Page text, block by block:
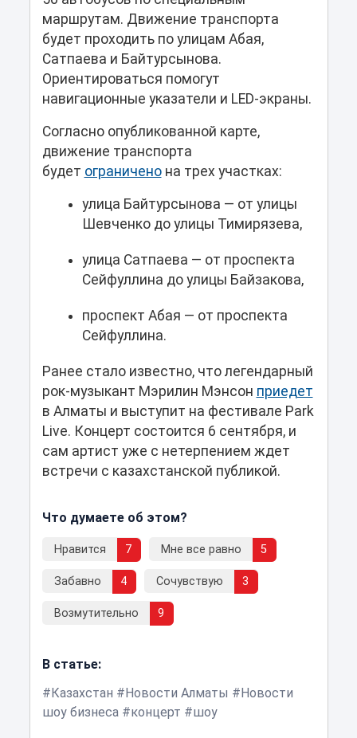
маршрутам. Движение транспорта
будет проходить по улицам Абая,
Сатпаева и Байтурсынова.
Ориентироваться помогут
навигационные указатели и LED-экраны.
Согласно опубликованной карте,
движение транспорта
будет ограниченона трех участках:
улица Байтурсынова — от улицы
Шевченко до улицы Тимирязева,
улица Сатпаева — от проспекта
Сейфуллина до улицы Байзакова,
проспект Абая — от проспекта
Сейфуллина.
Ранее стало известно, что легендарный
рок-музыкант Мэрилин Мэнсон приедет
в Алматы и выступит на фестивале Park
Live. Концерт состоится 6 сентября, и
сам артист уже с нетерпением ждет
встречи с казахстанской публикой.
Что думаете об этом?
Нравится 7 Мне все равно 5
Забавно 4 Сочувствую 3
Возмутительно 9
В статье:
Казахстан
Новости Алматы
Новости
шоу бизнеса
концерт шоу